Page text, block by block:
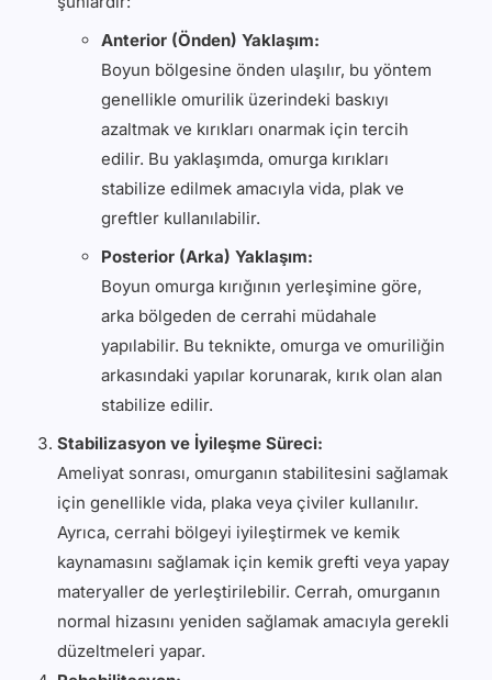
Anterior (Önden) Yaklaşım:
Boyun bölgesine önden ulaşılır, bu yöntem
genellikle omurilik üzerindeki baskıyı
azaltmak ve kırıkları onarmak için tercih
edilir. Bu yaklaşımda, omurga kırıkları
stabilize edilmek amacıyla vida, plak ve
greftler kullanılabilir.
Posterior (Arka) Yaklaşım:
Boyun omurga kırığının yerleşimine göre,
arka bölgeden de cerrahi müdahale
yapılabilir. Bu teknikte, omurga ve omuriliğin
arkasındaki yapılar korunarak, kırık olan alan
stabilize edilir.
Stabilizasyon ve İyileşme Süreci:
Ameliyat sonrası, omurganın stabilitesini sağlamak
için genellikle vida, plaka veya çiviler kullanılır.
Ayrıca, cerrahi bölgeyi iyileştirmek ve kemik
kaynamasını sağlamak için kemik grefti veya yapay
materyaller de yerleştirilebilir. Cerrah, omurganın
normal hizasını yeniden sağlamak amacıyla gerekli
düzeltmeleri yapar.